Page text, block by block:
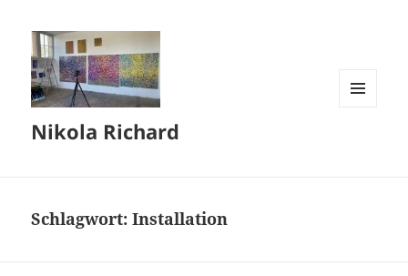
Nikola Richard
Schlagwort:Installation